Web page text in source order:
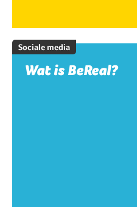
Sociale media
Wat is BeReal?